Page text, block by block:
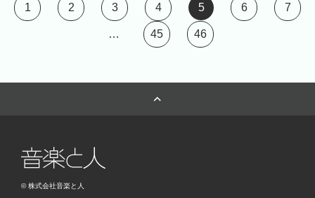
1 2 3 4 5 6 7
… 45 46
© 株式会社音楽と人